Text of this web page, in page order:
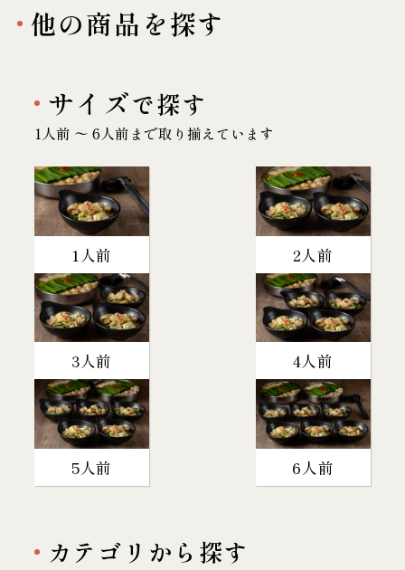
他の商品を探す
サイズで探す
1人前 〜 6人前まで取り揃えています
1人前 2人前
3人前 4人前
5人前 6人前
カテゴリから探す